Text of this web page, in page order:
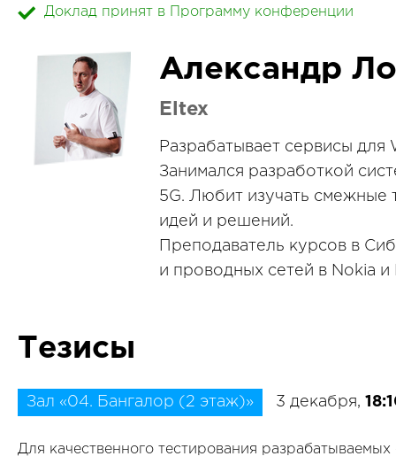
Доклад принят в Программу конференции
Александр
Eltex
Разрабатывает сервисы для
Занимался разработкой
5G. Любит изучать смежные
идей и решений.
Преподаватель курсов в
и проводных сетей в Nokia и
Тезисы
Зал «04. Бангалор (2 этаж)» 3 декабря,
Для качественного тестирования